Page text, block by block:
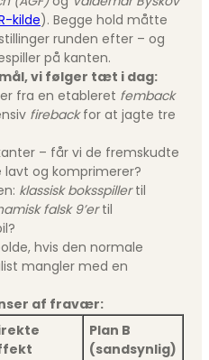
kilde). Begge hold måtte
runden efter – og
på kanten.
vi følger tæt i dag:
fra en etableret femback
firebackfor at jagte tre
– får vi de fremskudte
lavt og komprimerer?
klassisk boksspillertil
falsk 9’ertil
hvis den normale
mangler med en
af fravær:
Plan B
(sandsynlig)